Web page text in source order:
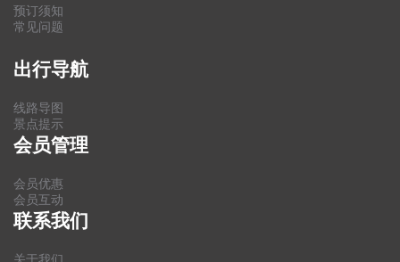
预订须知
常见问题
出行导航
线路导图
景点提示
会员管理
会员优惠
会员互动
联系我们